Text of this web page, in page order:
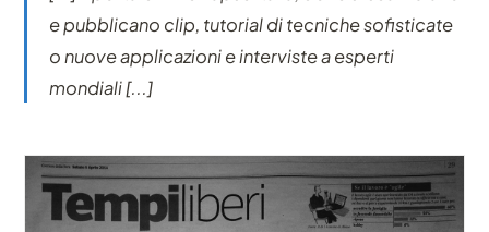
e pubblicano clip, tutorial di tecniche sofisticate
o nuove applicazioni e interviste a esperti
mondiali [...]